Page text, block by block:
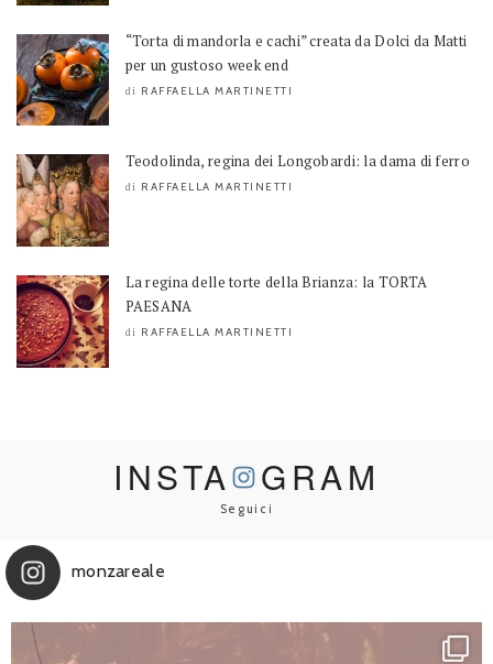
“Torta di mandorla e cachi” creata da Dolci da Matti
per un gustoso week end
di RAFFAELLA MARTINETTI
Teodolinda, regina dei Longobardi: la dama di ferro
di RAFFAELLA MARTINETTI
La regina delle torte della Brianza: la TORTA
PAESANA
di RAFFAELLA MARTINETTI
INSTA GRAM
Seguici
monzareale